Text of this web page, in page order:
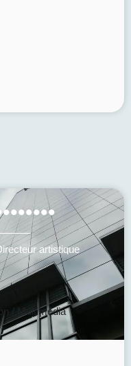
artistique
/ Multimédia